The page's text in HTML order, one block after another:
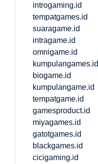
introgaming.id
tempatgames.id
suaragame.id
intragame.id
omnigame.id
kumpulangames.id
biogame.id
kumpulangame.id
tempatgame.id
gamesproduct.id
miyagames.id
gatotgames.id
blackgames.id
cicigaming.id